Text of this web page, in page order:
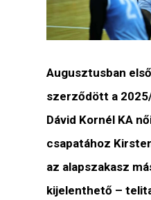
Augusztusban
szerződött a
Dávid Kornél KA
csapatához
az alapszakasz
kijelenthető –